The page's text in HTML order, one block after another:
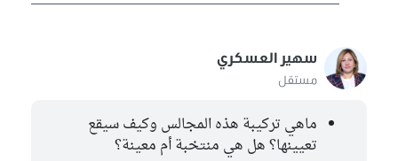
سهير العسكري
مستقل
ماهي تركيبة هذه المجالس وكيف سيقع
تعيينها؟ هل هي منتخبة أم معينة؟